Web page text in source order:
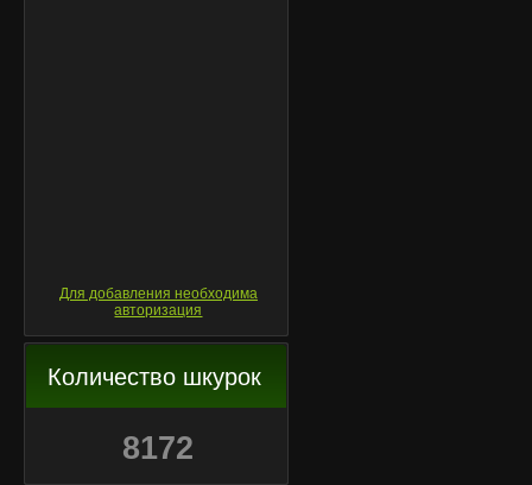
Для добавления необходима
авторизация
Количество шкурок
8172